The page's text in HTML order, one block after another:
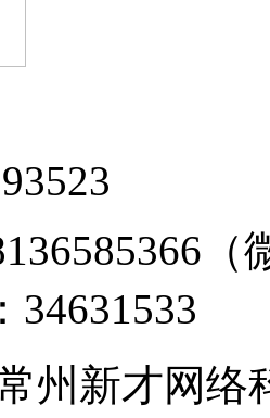
（
34631533
州新才网络